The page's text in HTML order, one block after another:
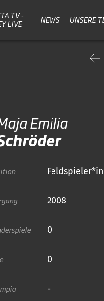
TV -
LIVE
NEWS UNSERE
Emilia
Feldspieler*in
2008
0
0
-